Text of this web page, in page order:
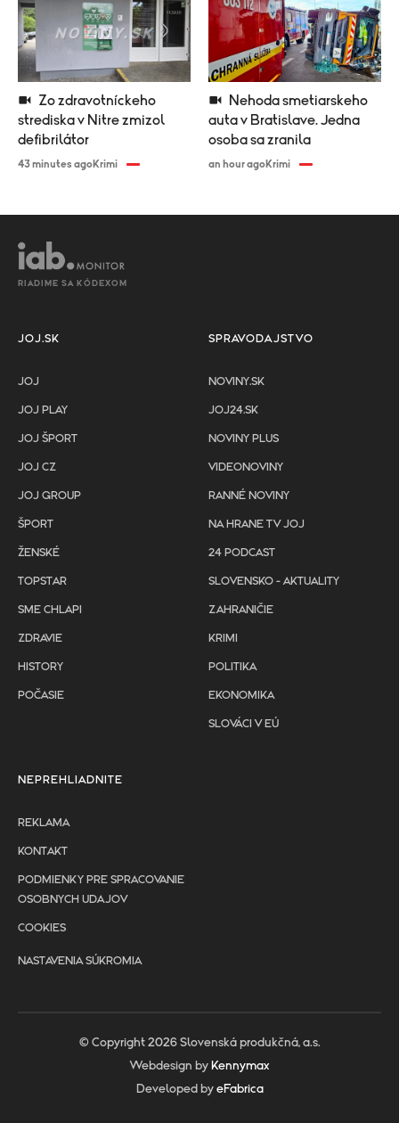
strediska v Nitre zmizol
defibrilátor
43 minutes agoKrimi
auta v Bratislave. Jedna
osoba sa zranila
an hour agoKrimi
RIADIME SA KÓDEXOM
JOJ.SK
JOJ
JOJ PLAY
JOJ ŠPORT
JOJ CZ
JOJ GROUP
ŠPORT
ŽENSKÉ
TOPSTAR
SME CHLAPI
ZDRAVIE
HISTORY
POČASIE
SPRAVODAJSTVO
NOVINY.SK
JOJ24.SK
NOVINY PLUS
VIDEONOVINY
RANNÉ NOVINY
NA HRANE TV JOJ
24 PODCAST
SLOVENSKO - AKTUALITY
ZAHRANIČIE
KRIMI
POLITIKA
EKONOMIKA
SLOVÁCI V EÚ
NEPREHLIADNITE
REKLAMA
KONTAKT
PODMIENKY PRE SPRACOVANIE
OSOBNYCH UDAJOV
COOKIES
NASTAVENIA SÚKROMIA
© Copyright 2026 Slovenská produkčná, a.s.
Webdesign by Kennymax
Developed by eFabrica